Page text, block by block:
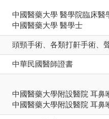
中國醫藥大學 醫學院臨床醫
中國醫藥大學 醫學士
頭頸手術、各類打鼾手術、
中華民國醫師證書
中國醫藥大學附設醫院 耳鼻
中國醫藥大學附設醫院 耳鼻